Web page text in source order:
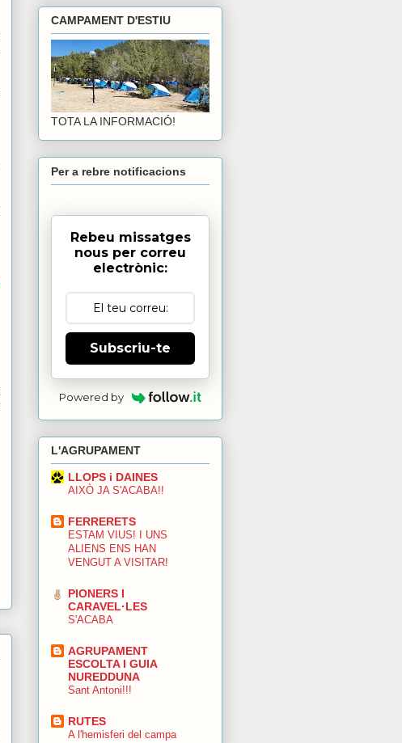
CAMPAMENT D'ESTIU
TOTA LA INFORMACIÓ!
Per a rebre notificacions
Rebeu missatges
nous per correu
electrònic:
Subscriu-te
Powered by
L'AGRUPAMENT
LLOPS i DAINES
AIXÒ JA S'ACABA!!
FERRERETS
ESTAM VIUS! I UNS
ALIENS ENS HAN
VENGUT A VISITAR!
PIONERS I
CARAVEL·LES
S'ACABA
AGRUPAMENT
ESCOLTA I GUIA
NUREDDUNA
Sant Antoni!!!
RUTES
A l'hemisferi del campa